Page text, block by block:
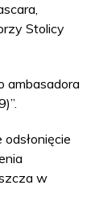
Stolicy
ambasadora
w